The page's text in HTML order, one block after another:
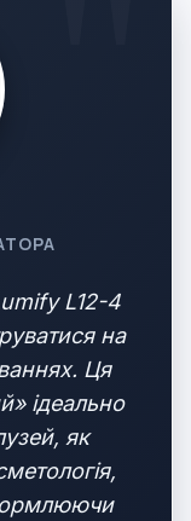
L12-4
на
Ця
ідеально
як